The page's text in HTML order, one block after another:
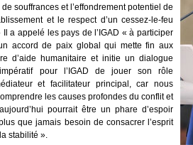
souffrances et l’effondrement potentiel de
et le respect d’un cessez-le-feu
Il a appelé les pays de l’IGAD « à participer
accord de paix global qui mette fin aux
d’aide humanitaire et initie un dialogue
pour l’IGAD de jouer son rôle
et facilitateur principal, car nous
les causes profondes du conflit et
pourrait être un phare d’espoir
que jamais besoin de consacrer l’esprit
stabilité ».